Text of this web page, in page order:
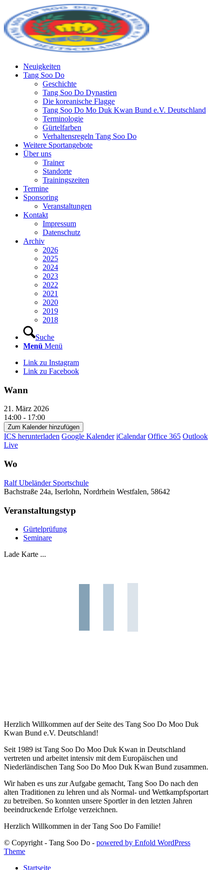
Neuigkeiten
Tang Soo Do
Geschichte
Tang Soo Do Dynastien
Die koreanische Flagge
Tang Soo Do Mo Duk Kwan Bund e.V. Deutschland
Terminologie
Gürtelfarben
Verhaltensregeln Tang Soo Do
Weitere Sportangebote
Über uns
Trainer
Standorte
Trainingszeiten
Termine
Sponsoring
Veranstaltungen
Kontakt
Impressum
Datenschutz
Archiv
2026
2025
2024
2023
2022
2021
2020
2019
2018
Suche
Menü Menü
Link zu Instagram
Link zu Facebook
Wann
21. März 2026
14:00 - 17:00
Zum Kalender hinzufügen
ICS herunterladen Google Kalender iCalendar Office 365 Outlook
Live
Wo
Ralf Ubeländer Sportschule
Bachstraße 24a, Iserlohn, Nordrhein Westfalen, 58642
Veranstaltungstyp
Gürtelprüfung
Seminare
Lade Karte ...
Herzlich Willkommen auf der Seite des Tang Soo Do Moo Duk
Kwan Bund e.V. Deutschland!
Seit 1989 ist Tang Soo Do Moo Duk Kwan in Deutschland
vertreten und arbeitet intensiv mit dem Europäischen und
Niederländischen Tang Soo Do Moo Duk Kwan Bund zusammen.
Wir haben es uns zur Aufgabe gemacht, Tang Soo Do nach den
alten Traditionen zu lehren und als Normal- und Wettkampfsportart
zu betreiben. So konnten unsere Sportler in den letzten Jahren
beeindruckende Erfolge verzeichnen.
Herzlich Willkommen in der Tang Soo Do Familie!
© Copyright - Tang Soo Do - powered by Enfold WordPress
Theme
Startseite